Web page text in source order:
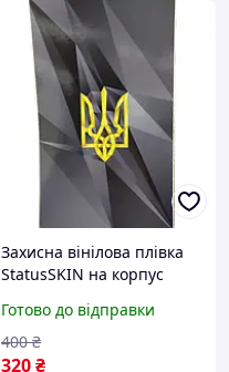
Захисна вінілова плівка
StatusSKIN на корпус
чорному))
Готово до відправки
320₴
400 ₴